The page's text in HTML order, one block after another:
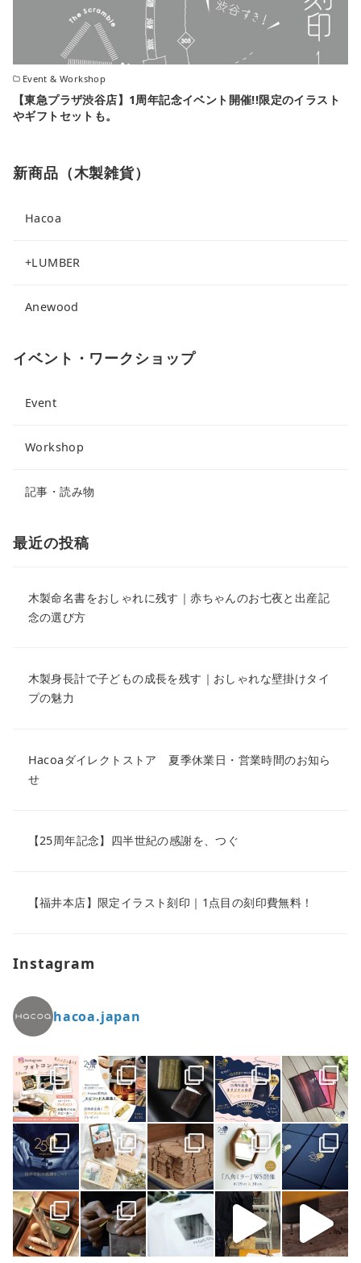
Event & Workshop
【東急プラザ渋谷店】1周年記念イベント開催!!限定のイラスト
やギフトセットも。
新商品（木製雑貨）
Hacoa
+LUMBER
Anewood
イベント・ワークショップ
Event
Workshop
記事・読み物
最近の投稿
木製命名書をおしゃれに残す｜赤ちゃんのお七夜と出産記
念の選び方
木製身長計で子どもの成長を残す｜おしゃれな壁掛けタイ
プの魅力
Hacoaダイレクトストア 夏季休業日・営業時間のお知ら
せ
【25周年記念】四半世紀の感謝を、つぐ
【福井本店】限定イラスト刻印｜1点目の刻印費無料！
Instagram
hacoa.japan